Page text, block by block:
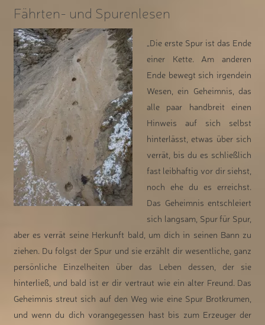
Fährten- und Spurenlesen
„Die erste Spur ist das Ende
einer Kette. Am anderen
Ende bewegt sich irgendein
Wesen, ein Geheimnis, das
alle paar handbreit einen
Hinweis auf sich selbst
hinterlässt, etwas über sich
verrät, bis du es schließlich
fast leibhaftig vor dir siehst,
noch ehe du es erreichst.
Das Geheimnis entschleiert
sich langsam, Spur für Spur,
aber es verrät seine Herkunft bald, um dich in seinen Bann zu
ziehen. Du folgst der Spur und sie erzählt dir wesentliche, ganz
persönliche Einzelheiten über das Leben dessen, der sie
hinterließ, und bald ist er dir vertraut wie ein alter Freund. Das
Geheimnis streut sich auf den Weg wie eine Spur Brotkrumen,
und wenn du dich vorangegessen hast bis zum Erzeuger der